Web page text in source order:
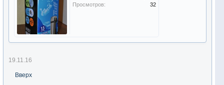
Просмотров:
32
19.11.16
Вверх